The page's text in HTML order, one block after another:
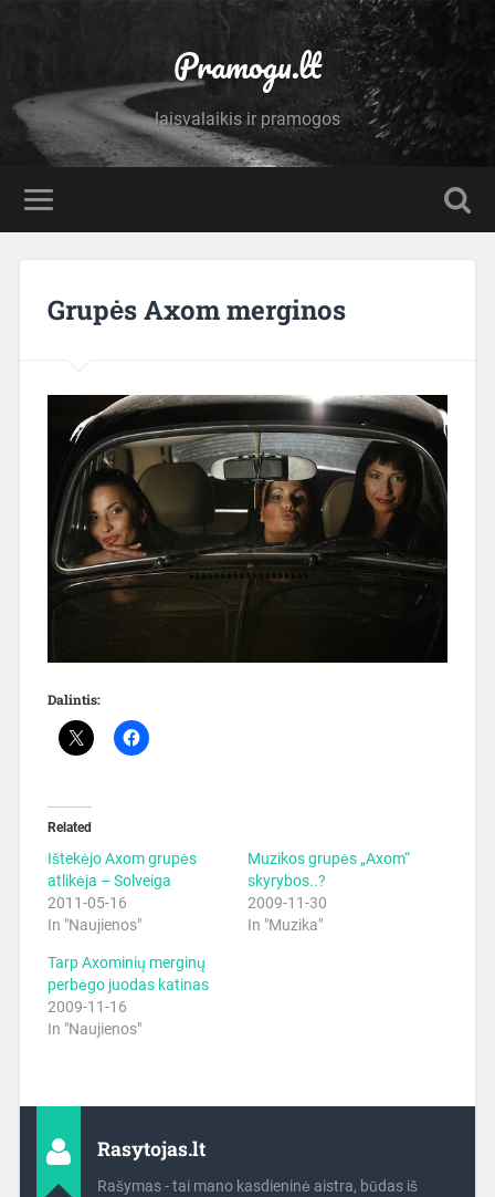
Pramogu.lt
laisvalaikis ir pramogos
Grupės Axom merginos
Dalintis:
Related
Ištekėjo Axom grupės
atlikėja – Solveiga
2011-05-16
In "Naujienos"
Muzikos grupės „Axom“
skyrybos..?
2009-11-30
In "Muzika"
Tarp Axominių merginų
perbėgo juodas katinas
2009-11-16
In "Naujienos"
Rasytojas.lt
Rašymas - tai mano kasdieninė aistra, būdas iš